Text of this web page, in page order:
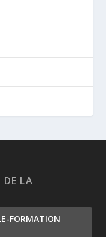
DE LA
FORMATION